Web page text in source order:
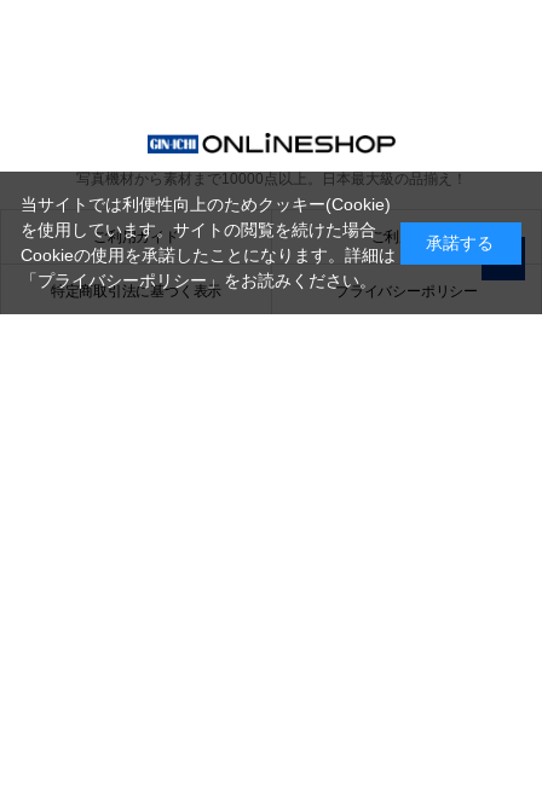
写真機材から素材まで10000点以上。 日本最大級の品揃え！
ご利用ガイド ご利用規約
特定商取引法に基づく表示 プライバシーポリシー
当サイトでは利便性向上のためクッキー(Cookie)
を使用しています。サイトの閲覧を続けた場合
Cookieの使用を承諾したことになります。詳細は
「プライバシーポリシー」 をお読みください。
承諾する